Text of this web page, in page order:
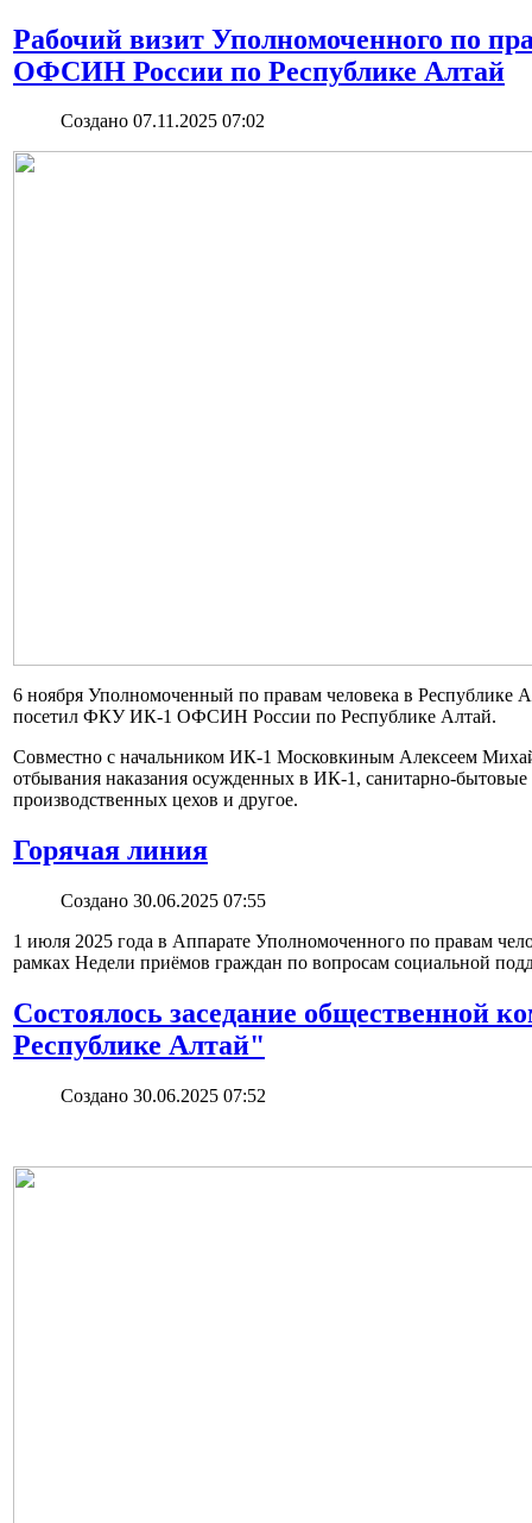
Рабочий визит Уполномоченного по
ОФСИН России по Республике Алтай
Создано 07.11.2025 07:02
6 ноября Уполномоченный по правам человека в
посетил ФКУ ИК-1 ОФСИН России по Республике Алтай.
Совместно с начальником ИК-1 Московкиным Алексеем
отбывания наказания осужденных в ИК-1, санитарно-бытовые
производственных цехов и другое.
Горячая линия
Создано 30.06.2025 07:55
1 июля 2025 года в Аппарате Уполномоченного по правам
рамках Недели приёмов граждан по вопросам социальной
Состоялось заседание
Республике Алтай"
Создано 30.06.2025 07:52